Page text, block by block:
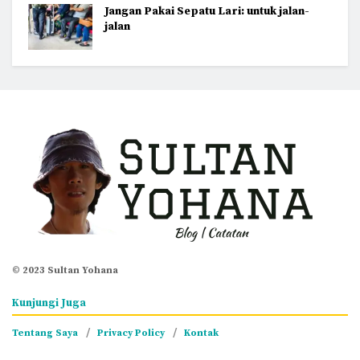
Jangan Pakai Sepatu Lari: untuk jalan-
jalan
© 2023 Sultan Yohana
Kunjungi Juga
Tentang Saya Privacy Policy Kontak